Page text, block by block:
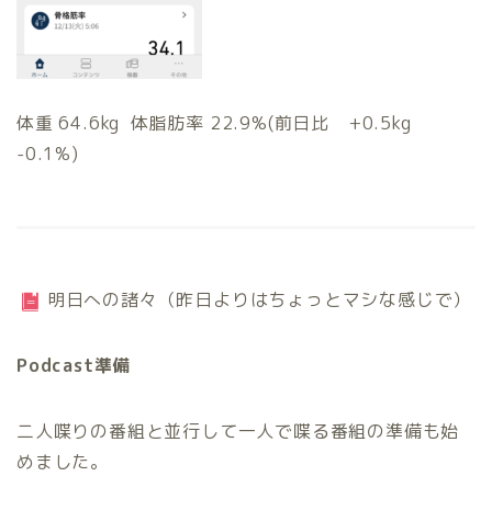
体重 64.6kg 体脂肪率 22.9%(前日比 +0.5kg
-0.1%)
明日への諸々（昨日よりはちょっとマシな感じで）
Podcast準備
二人喋りの番組と並行して一人で喋る番組の準備も始
めました。